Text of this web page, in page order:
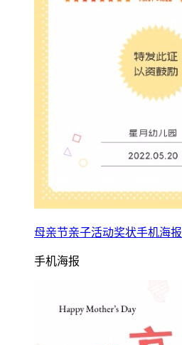
母亲节亲子活动奖状手机海报
手机海报